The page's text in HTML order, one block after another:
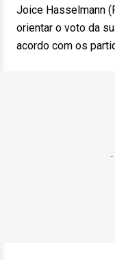
Joice Hasselmann
orientar o voto da
acordo com os